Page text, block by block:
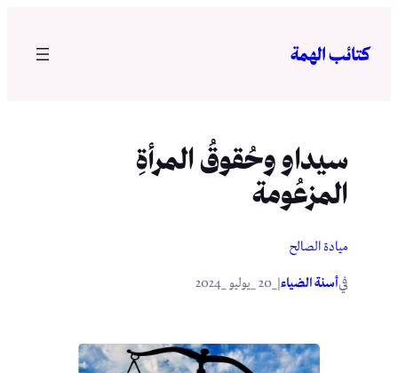
المحتوى
كتائب الهمة
سيداو وحُقوقُ المرأةِ
المزعُومة
ميادة الصالح
فيأسنة الضياء